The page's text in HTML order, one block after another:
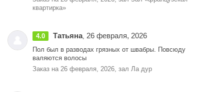
квартирка»
4.0 Татьяна, 26 февраля, 2026
Пол был в разводах грязных от швабры. Повсюду
валяются волосы
Заказ на 26 февраля, 2026, зал Ла дур